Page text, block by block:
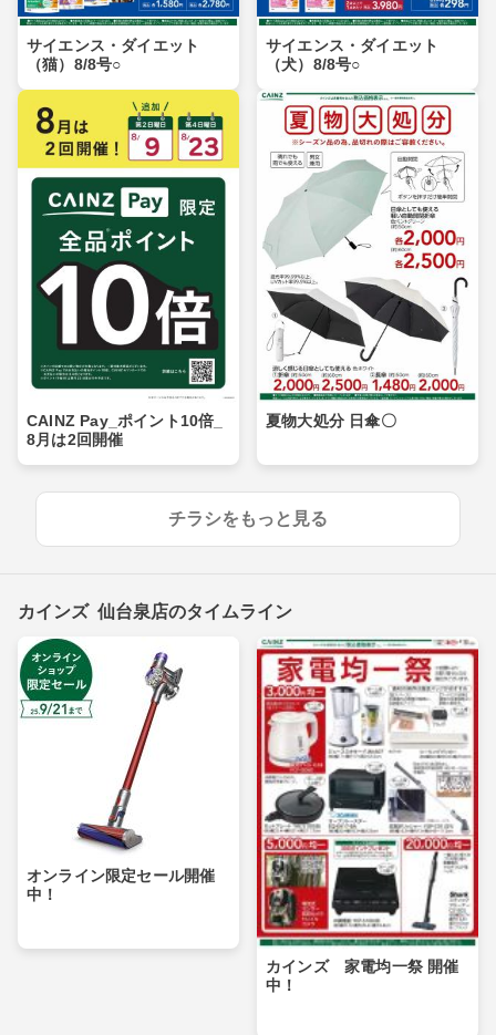
サイエンス・ダイエット
（猫）8/8号○
サイエンス・ダイエット
（犬）8/8号○
CAINZ Pay_ポイント10倍_
8月は2回開催
夏物大処分 日傘〇
チラシをもっと見る
カインズ 仙台泉店のタイムライン
オンライン限定セール開催
中！
カインズ 家電均一祭 開催
中！